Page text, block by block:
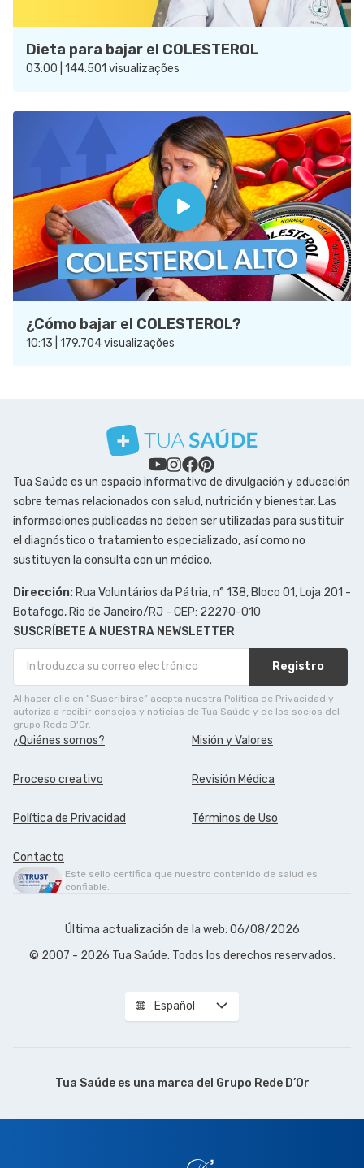
Dieta para bajar el COLESTEROL
03:00 | 144.501 visualizações
¿Cómo bajar el COLESTEROL?
10:13 | 179.704 visualizações
Tua Saúde es un espacio informativo de divulgación y educación
sobre temas relacionados con salud, nutrición y bienestar. Las
informaciones publicadas no deben ser utilizadas para sustituir
el diagnóstico o tratamiento especializado, así como no
sustituyen la consulta con un médico.
Dirección: Rua Voluntários da Pátria, n° 138, Bloco 01, Loja 201 -
Botafogo, Rio de Janeiro/RJ - CEP: 22270-010
SUSCRÍBETE A NUESTRA NEWSLETTER
Registro
Al hacer clic en ”Suscribirse” acepta nuestra Política de Privacidad y
autoriza a recibir consejos y noticias de Tua Saúde y de los socios del
grupo Rede D'Or.
¿Quiénes somos? Misión y Valores
Proceso creativo Revisión Médica
Política de Privacidad Términos de Uso
Contacto
Este sello certifica que nuestro contenido de salud es
confiable.
Última actualización de la web: 06/08/2026
© 2007 - 2026 Tua Saúde. Todos los derechos reservados.
Español
Tua Saúde es una marca del Grupo Rede D’Or